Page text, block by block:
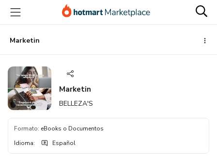
principal
página
de
página
Marketin
Marketin
BELLEZA'S
Formato: eBooks o Documentos
Idioma: Español